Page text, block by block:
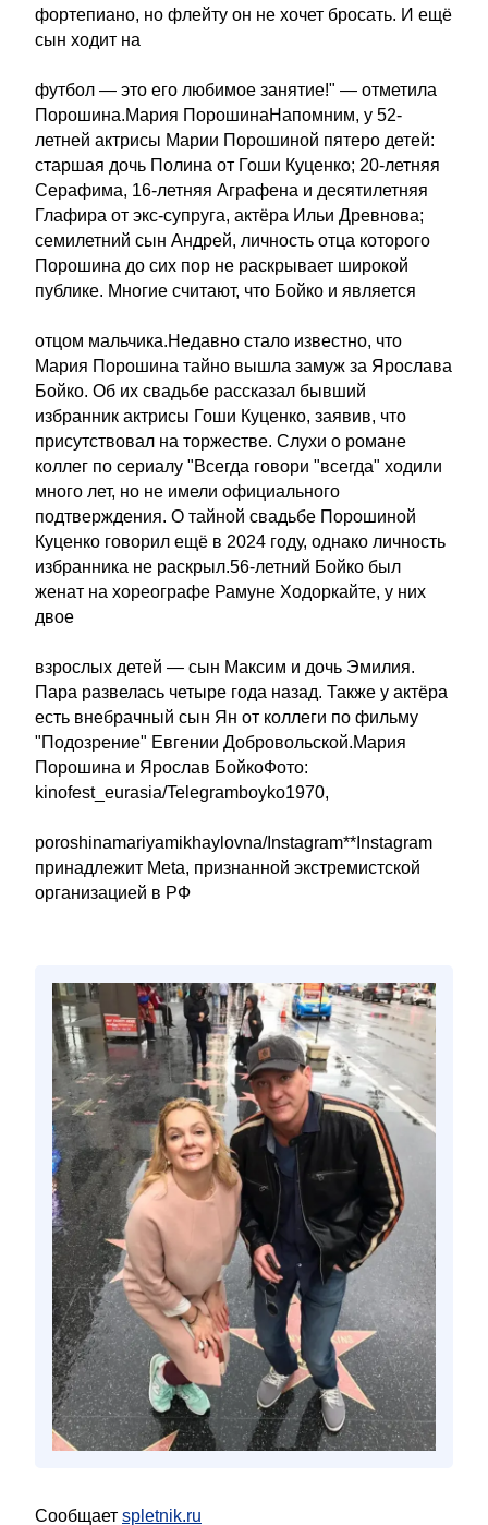
фортепиано, но флейту он не хочет бросать. И ещё
сын ходит на
футбол — это его любимое занятие!" — отметила
Порошина.Мария ПорошинаНапомним, у 52-
летней актрисы Марии Порошиной пятеро детей:
старшая дочь Полина от Гоши Куценко; 20-летняя
Серафима, 16-летняя Аграфена и десятилетняя
Глафира от экс-супруга, актёра Ильи Древнова;
семилетний сын Андрей, личность отца которого
Порошина до сих пор не раскрывает широкой
публике. Многие считают, что Бойко и является
отцом мальчика.Недавно стало известно, что
Мария Порошина тайно вышла замуж за Ярослава
Бойко. Об их свадьбе рассказал бывший
избранник актрисы Гоши Куценко, заявив, что
присутствовал на торжестве. Слухи о романе
коллег по сериалу "Всегда говори "всегда" ходили
много лет, но не имели официального
подтверждения. О тайной свадьбе Порошиной
Куценко говорил ещё в 2024 году, однако личность
избранника не раскрыл.56-летний Бойко был
женат на хореографе Рамуне Ходоркайте, у них
двое
взрослых детей — сын Максим и дочь Эмилия.
Пара развелась четыре года назад. Также у актёра
есть внебрачный сын Ян от коллеги по фильму
"Подозрение" Евгении Добровольской.Мария
Порошина и Ярослав БойкоФото:
kinofest_eurasia/Telegramboyko1970,
poroshinamariyamikhaylovna/Instagram**Instagram
принадлежит Meta, признанной экстремистской
организацией в РФ
Сообщает spletnik.ru